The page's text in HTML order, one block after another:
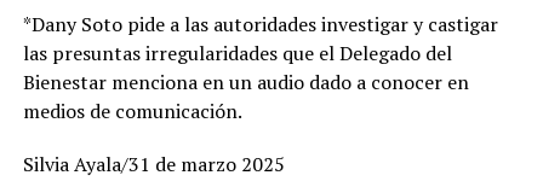
respetuoso de los tiempos y lineamientos electorales, y
que está listo para iniciar formalmente campaña.
“Estamos preparados, organizados y rodeados de gente
que ama Gómez Palacio. Queremos construir un futuro
Por su parte, Jessi Northon, psicólogo del INDEHVAL,
señaló que la prioridad es ofrecer acompañamiento
desde el primer momento. “Nos interesa saber cómo se
contención oportuna”, expresó.
*Dany Soto pide a las autoridades investigar y castigar
las presuntas irregularidades que el Delegado del
Bienestar menciona en un audio dado a conocer en
medios de comunicación.
Silvia Ayala/31 de marzo 2025